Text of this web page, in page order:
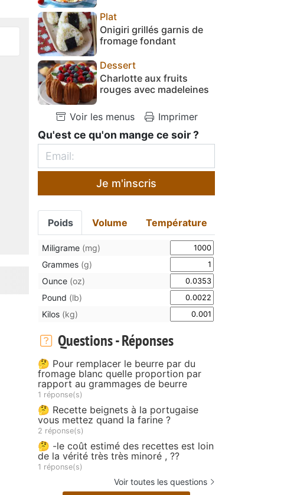
Plat
Onigiri grillés garnis de
fromage fondant
Dessert
Charlotte aux fruits
rouges avec madeleines
Voir les menus Imprimer
Qu'est ce qu'on mange ce soir ?
Je m'inscris
Poids Volume Température
Miligrame (mg)
Grammes (g)
Ounce (oz)
Pound (lb)
Kilos (kg)
Questions - Réponses
🤔 Pour remplacer le beurre par du
fromage blanc quelle proportion par
rapport au grammages de beurre
1 réponse(s)
🤔 Recette beignets à la portugaise
vous mettez quand la farine ?
2 réponse(s)
🤔 -le coût estimé des recettes est loin
de la vérité très très minoré , ??
1 réponse(s)
Voir toutes les questions